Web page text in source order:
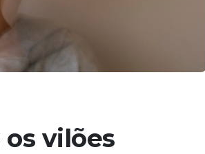
vilões